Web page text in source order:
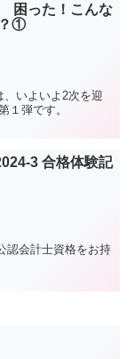
困った！こんな
①
いよいよ2次を迎
１弾です。
3 合格体験記
認会計士資格をお持